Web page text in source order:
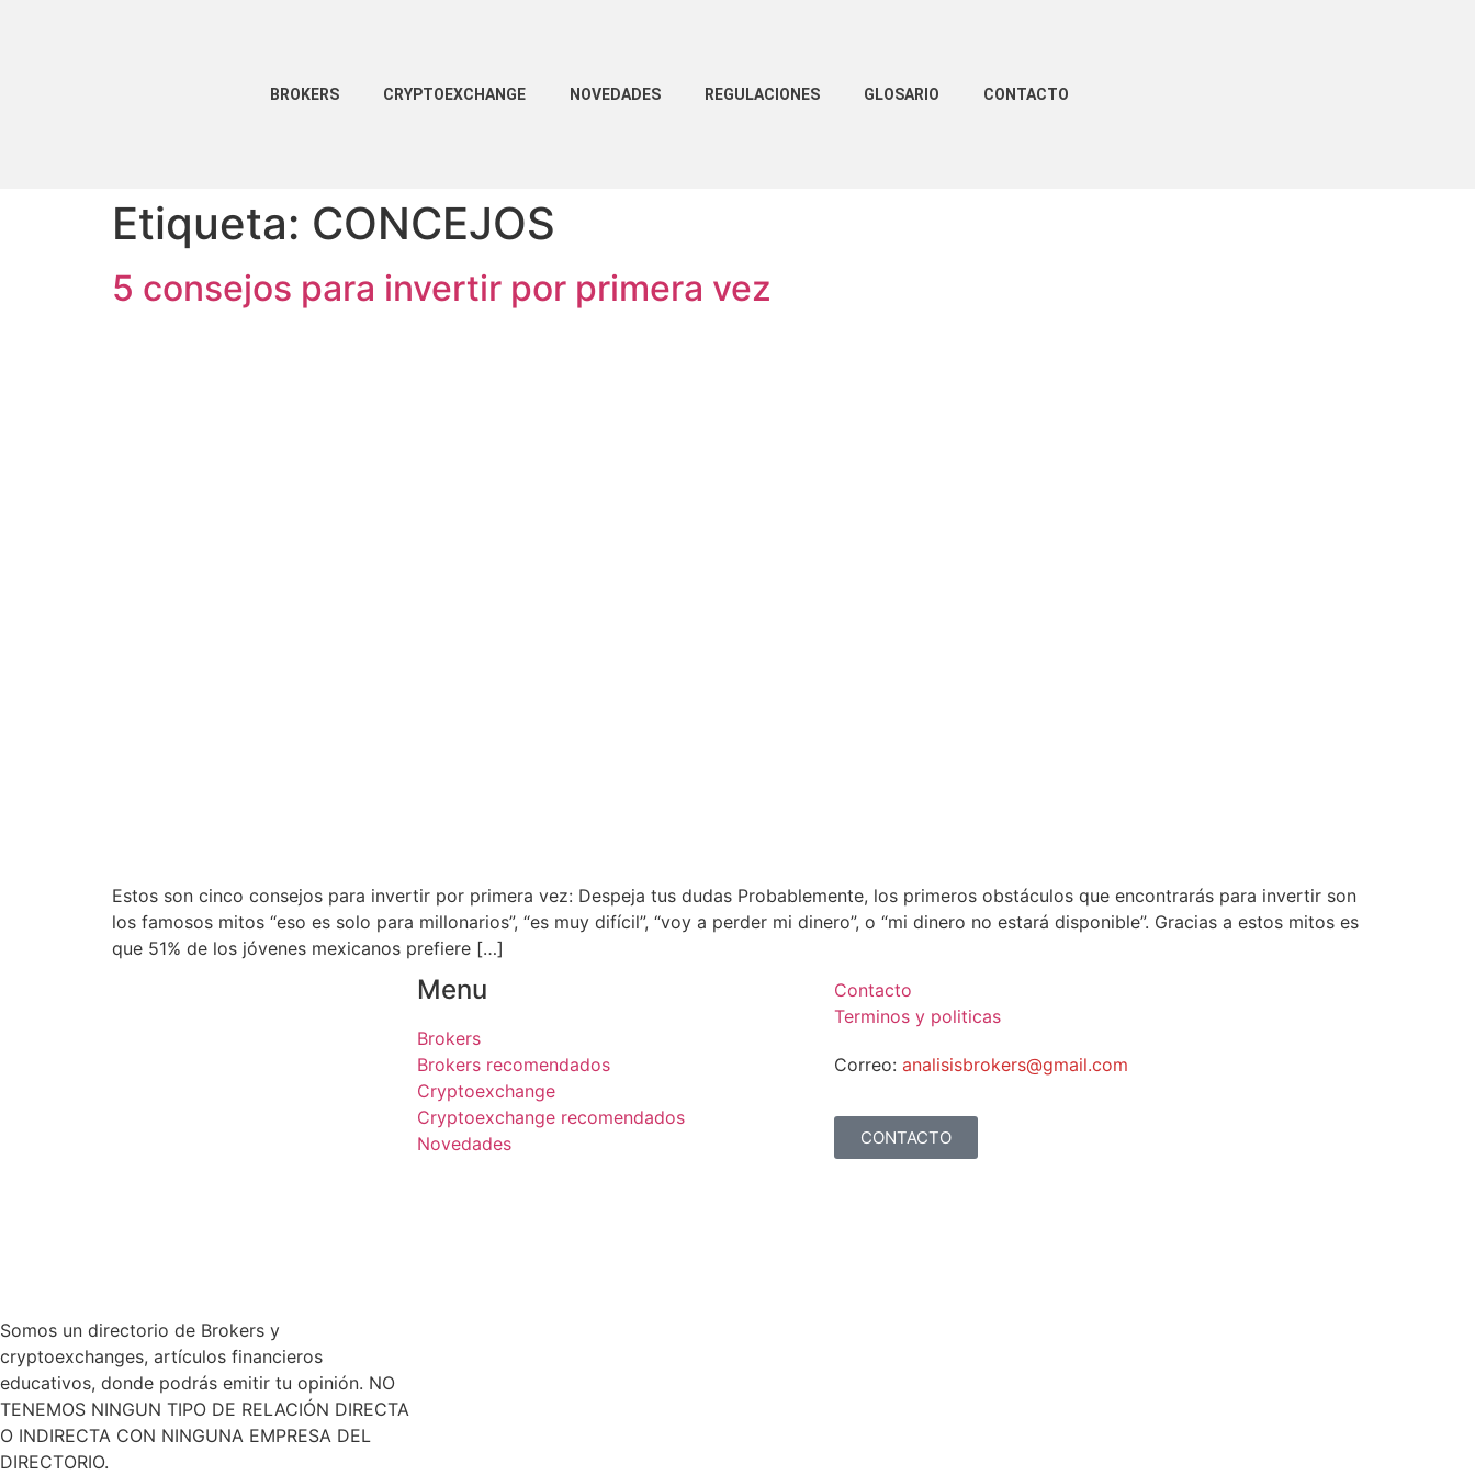
BROKERS CRYPTOEXCHANGE NOVEDADES REGULACIONES GLOSARIO CONTACTO
Etiqueta: CONCEJOS
5 consejos para invertir por primera vez
Estos son cinco consejos para invertir por primera vez: Despeja tus dudas Probablemente, los primeros obstáculos que encontrarás para invertir son
los famosos mitos “eso es solo para millonarios”, “es muy difícil”, “voy a perder mi dinero”, o “mi dinero no estará disponible”. Gracias a estos mitos es
que 51% de los jóvenes mexicanos prefiere […]
Somos un directorio de Brokers y
cryptoexchanges, artículos financieros
educativos, donde podrás emitir tu opinión. NO
TENEMOS NINGUN TIPO DE RELACIÓN DIRECTA
O INDIRECTA CON NINGUNA EMPRESA DEL
DIRECTORIO.
Menu
Brokers
Brokers recomendados
Cryptoexchange
Cryptoexchange recomendados
Novedades
Contacto
Terminos y politicas
Correo: analisisbrokers@gmail.com
CONTACTO